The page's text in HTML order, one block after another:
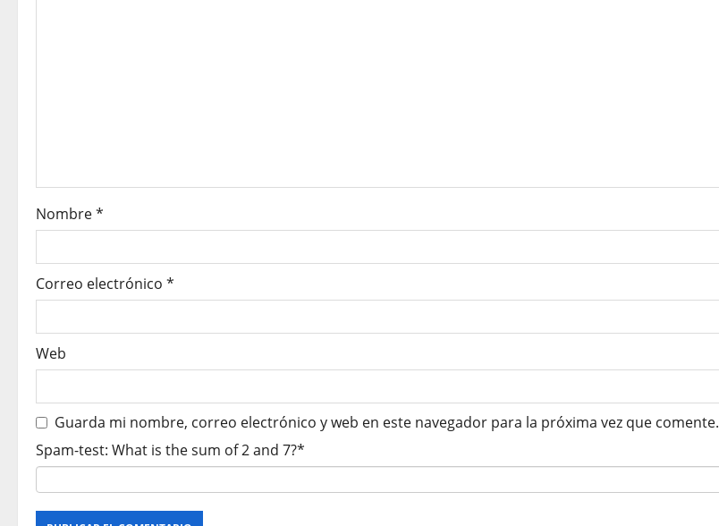
e
n
r
a
d
a
s
Nombre*
Correo electrónico *
Web
Guarda mi nombre, correo electrónico y web en este navegador para la próxima vez que comente.
Spam-test: What is the sum of 2 and 7?*